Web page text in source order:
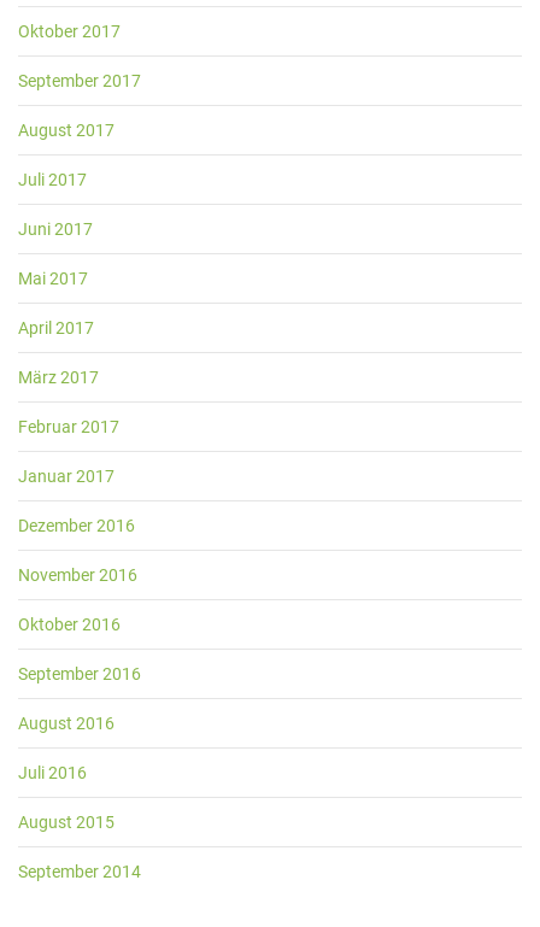
Oktober 2017
September 2017
August 2017
Juli 2017
Juni 2017
Mai 2017
April 2017
März 2017
Februar 2017
Januar 2017
Dezember 2016
November 2016
Oktober 2016
September 2016
August 2016
Juli 2016
August 2015
September 2014